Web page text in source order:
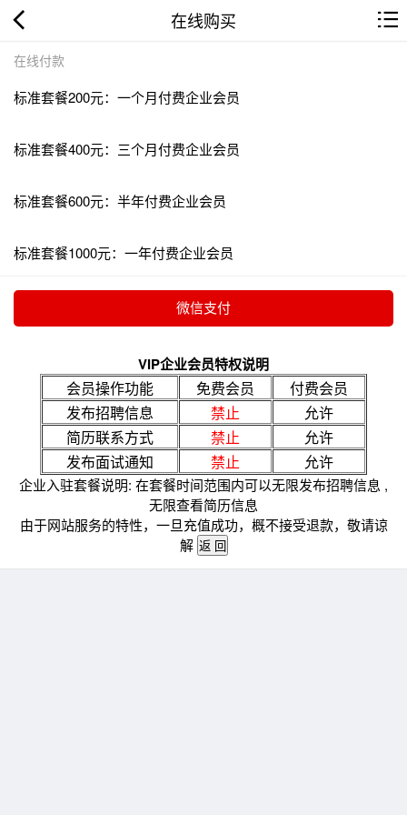
在线购买
在线付款
标准套餐200元：一个月付费企业会员
标准套餐400元：三个月付费企业会员
标准套餐600元：半年付费企业会员
标准套餐1000元：一年付费企业会员
VIP企业会员特权说明
会员操作功能 免费会员
付费会员
发布招聘信息
禁止
允许
简历联系方式
禁止
允许
发布面试通知
禁止 允许
企业入驻套餐说明: 在套餐时间范围内可以无限发布招聘信息 ,
无限查看简历信息
由于网站服务的特性，一旦充值成功，概不接受退款，敬请谅
解